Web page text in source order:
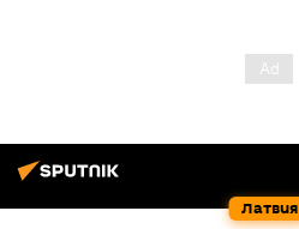
Латвия